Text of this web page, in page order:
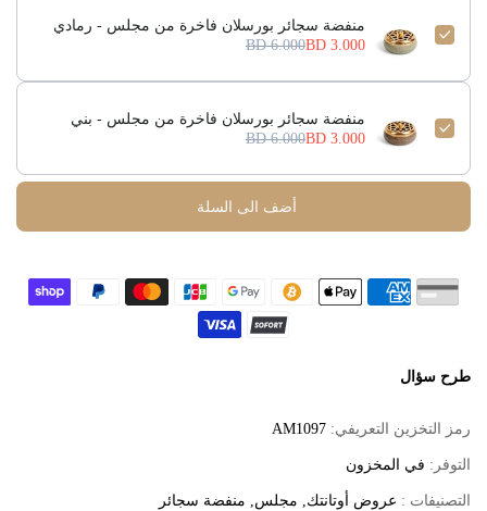
منفضة سجائر بورسلان فاخرة من مجلس - رمادي
3.000 BD
6.000 BD
منفضة سجائر بورسلان فاخرة من مجلس - بني
3.000 BD
6.000 BD
أضف الى السلة
طرح سؤال
رمز التخزين التعريفي: AM1097
التوفر: في المخزون
التصنيفات : عروض أوتانتك مجلس منفضة سجائر